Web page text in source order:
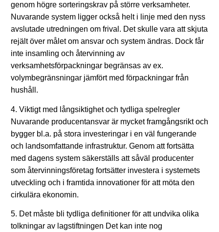
genom högre sorteringskrav på större verksamheter.
Nuvarande system ligger också helt i linje med den nyss
avslutade utredningen om frival. Det skulle vara att skjuta
rejält över målet om ansvar och system ändras. Dock får
inte insamling och återvinning av
verksamhetsförpackningar begränsas av ex.
volymbegränsningar jämfört med förpackningar från
hushåll.
4. Viktigt med långsiktighet och tydliga spelregler
Nuvarande producentansvar är mycket framgångsrikt och
bygger bl.a. på stora investeringar i en väl fungerande
och landsomfattande infrastruktur. Genom att fortsätta
med dagens system säkerställs att såväl producenter
som återvinningsföretag fortsätter investera i systemets
utveckling och i framtida innovationer för att möta den
cirkulära ekonomin.
5. Det måste bli tydliga definitioner för att undvika olika
tolkningar av lagstiftningen Det kan inte nog